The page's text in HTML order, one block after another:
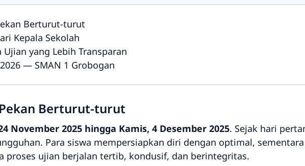
Berturut-turut
Kepala Sekolah
yang Lebih Transparan
— SMAN 1 Grobogan
Berturut-turut
November 2025 hingga Kamis, 4 Desember 2025. Sejak hari
Para siswa mempersiapkan diri dengan optimal,
proses ujian berjalan tertib, kondusif, dan berintegritas.